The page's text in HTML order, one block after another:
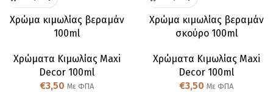
Χρώμα κιμωλίας βεραμάν
100ml
Χρώματα Κιμωλίας Maxi
Decor 100ml
€3,50 Με ΦΠΑ
Χρώμα κιμωλίας βεραμάν
σκούρο 100ml
Χρώματα Κιμωλίας Maxi
Decor 100ml
€3,50 Με ΦΠΑ